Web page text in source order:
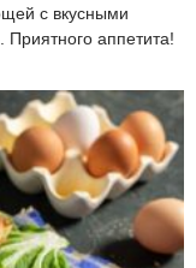
с вкусными
аппетита!